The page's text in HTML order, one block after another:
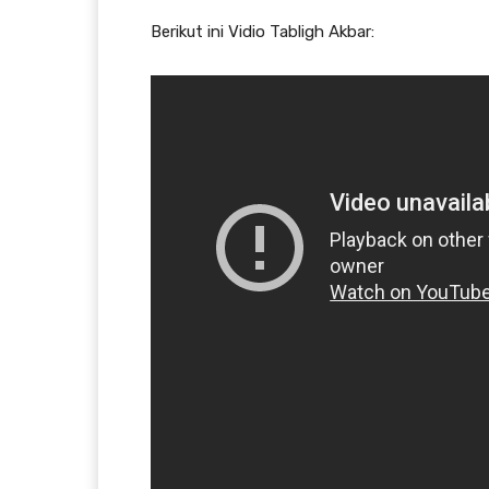
Berikut ini Vidio Tabligh Akbar: